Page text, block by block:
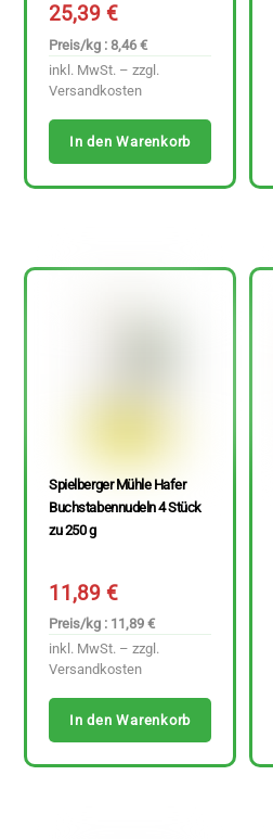
25,39€
Preis/kg : 8,46 €
inkl. MwSt. – zzgl.
Versandkosten
In den Warenkorb
Spielberger Mühle Hafer
Buchstabennudeln 4 Stück
zu 250 g
11,89€
Preis/kg : 11,89 €
inkl. MwSt. – zzgl.
Versandkosten
In den Warenkorb